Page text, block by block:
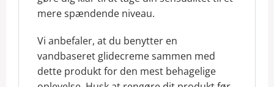
mere spændende niveau.
Vi anbefaler, at du benytter en
vandbaseret glidecreme sammen med
dette produkt for den mest behagelige